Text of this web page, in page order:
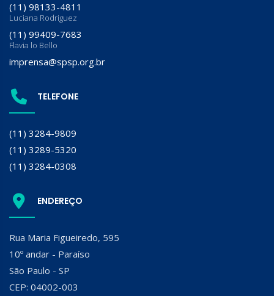
(11) 98133-4811
Luciana Rodriguez
(11) 99409-7683
Flavia lo Bello
imprensa@spsp.org.br
TELEFONE
(11) 3284-9809
(11) 3289-5320
(11) 3284-0308
ENDEREÇO
Rua Maria Figueiredo, 595
10º andar - Paraíso
São Paulo - SP
CEP: 04002-003